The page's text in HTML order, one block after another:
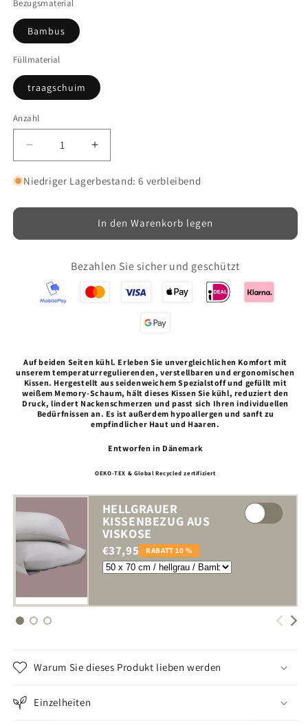
Bezugsmaterial
Bambus
Füllmaterial
traagschuim
Anzahl
Verringere
die
Menge
Ergonomisches
Erhöhe
die
Menge
Ergonomisches
Kissen
Niedriger Lagerbestand: 6 verbleibend
In den Warenkorb legen
Bezahlen Sie sicher und geschützt
Auf beiden Seiten kühl. Erleben Sie unvergleichlichen Komfort mit
unserem temperaturregulierenden, verstellbaren und ergonomischen
Kissen. Hergestellt aus seidenweichem Spezialstoff und gefüllt mit
weißem Memory-Schaum, hält dieses Kissen Sie kühl, reduziert den
Druck, lindert Nackenschmerzen und passt sich Ihren individuellen
Bedürfnissen an. Es ist außerdem hypoallergen und sanft zu
empfindlicher Haut und Haaren.
Entworfen in Dänemark
OEKO-TEX & Global Recycled zertifiziert
HELLGRAUER
KISSENBEZUG AUS
VISKOSE
€37,95 RABATT 10 %
Warum Sie dieses Produkt lieben werden
Einzelheiten